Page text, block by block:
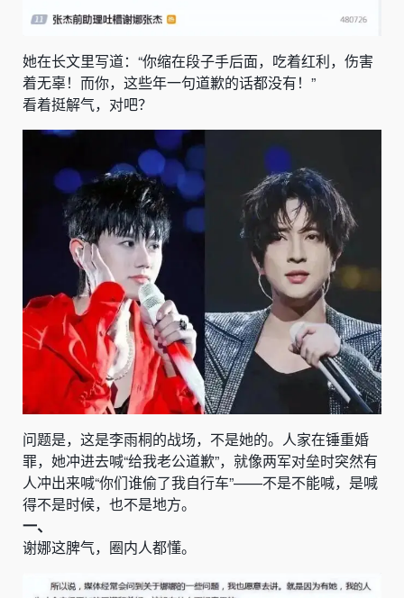
她在长文里写道：“你缩在段子手后面，吃着红利，伤害
着无辜！而你，这些年一句道歉的话都没有！”
看着挺解气，对吧？
问题是，这是李雨桐的战场，不是她的。人家在锤重婚
罪，她冲进去喊“给我老公道歉”，就像两军对垒时突然有
人冲出来喊“你们谁偷了我自行车”——不是不能喊，是喊
得不是时候，也不是地方。
一、
谢娜这脾气，圈内人都懂。